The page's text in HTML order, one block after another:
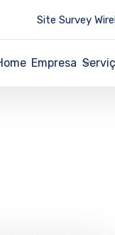
Site Survey
Empresa